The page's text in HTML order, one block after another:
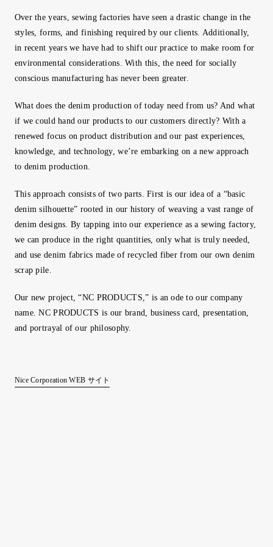
Over the years, sewing factories have seen a drastic change in the
styles, forms, and finishing required by our clients. Additionally,
in recent years we have had to shift our practice to make room for
environmental considerations. With this, the need for socially
conscious manufacturing has never been greater.
What does the denim production of today need from us? And what
if we could hand our products to our customers directly? With a
renewed focus on product distribution and our past experiences,
knowledge, and technology, we’re embarking on a new approach
to denim production.
This approach consists of two parts. First is our idea of a “basic
denim silhouette” rooted in our history of weaving a vast range of
denim designs. By tapping into our experience as a sewing factory,
we can produce in the right quantities, only what is truly needed,
and use denim fabrics made of recycled fiber from our own denim
scrap pile.
Our new project, “NC PRODUCTS,” is an ode to our company
name. NC PRODUCTS is our brand, business card, presentation,
and portrayal of our philosophy.
Nice Corporation WEB サイト